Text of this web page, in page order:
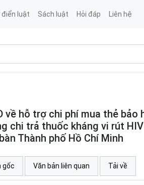
điển luật Sách luật Hỏi đáp Liên hệ
về hỗ trợ chi phí mua thẻ bảo
chi trả thuốc kháng vi rút
Thành phố Hồ Chí Minh
gốc Văn bản liên quan Tải về